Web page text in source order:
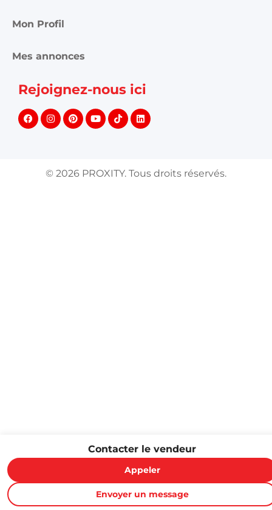
Contacter le vendeur
Appeler
Envoyer un message
Mon Profil
Mes annonces
Rejoignez-nous ici
© 2026 PROXITY. Tous droits réservés.